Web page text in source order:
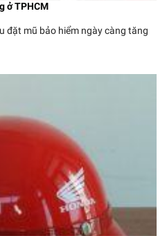
ở TPHCM
đặt mũ bảo hiểm ngày càng tăng